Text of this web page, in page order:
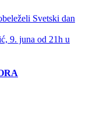
Svetski dan
9. juna od 21h u